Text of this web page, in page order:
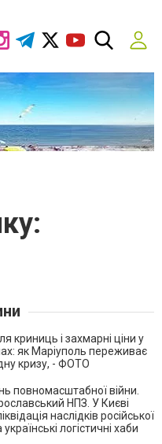
криниць і захмарні ціни у
як Маріуполь переживає
кризу, - ФОТО
повномасштабної війни.
НПЗ. У Києві
наслідків російської
логістичні хаби